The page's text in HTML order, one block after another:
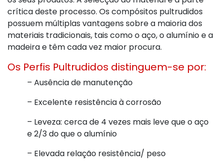
crítica deste processo. Os compósitos pultrudidos
possuem múltiplas vantagens sobre a maioria dos
materiais tradicionais, tais como o aço, o alumínio e a
madeira e têm cada vez maior procura.
Os Perfis Pultrudidos distinguem-se por:
– Ausência de manutenção
– Excelente resistência à corrosão
– Leveza: cerca de 4 vezes mais leve que o aço
e 2/3 do que o alumínio
– Elevada relação resistência/ peso